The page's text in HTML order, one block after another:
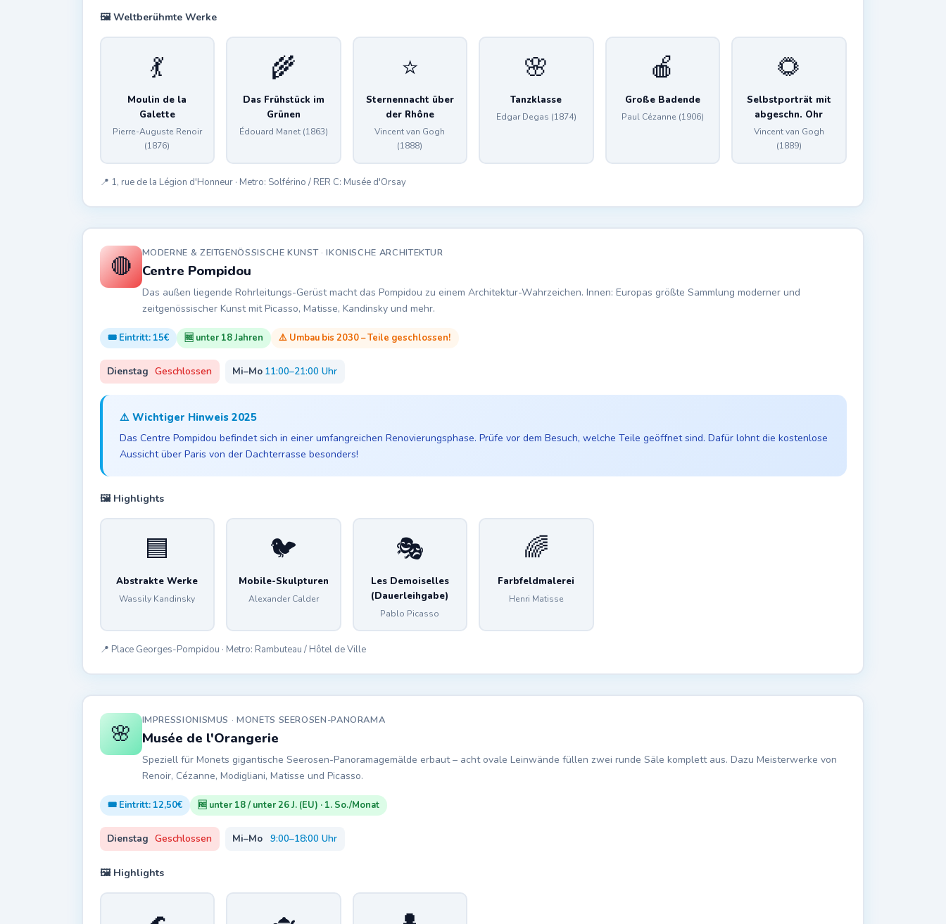
🖼️ Weltberühmte Werke
💃
Moulin de la
Galette
Pierre-Auguste Renoir
(1876)
🌾
Das Frühstück im
Grünen
Édouard Manet (1863)
⭐
Sternennacht über
der Rhône
Vincent van Gogh
(1888)
🌸
Tanzklasse
Edgar Degas (1874)
🍎
Große Badende
Paul Cézanne (1906)
🌻
Selbstporträt mit
abgeschn. Ohr
Vincent van Gogh
(1889)
📍 1, rue de la Légion d'Honneur · Metro: Solférino / RER C: Musée d'Orsay
🔴 MODERNE & ZEITGENÖSSISCHE KUNST · IKONISCHE ARCHITEKTUR
Centre Pompidou
Das außen liegende Rohrleitungs-Gerüst macht das Pompidou zu einem Architektur-Wahrzeichen. Innen: Europas größte Sammlung moderner und
zeitgenössischer Kunst mit Picasso, Matisse, Kandinsky und mehr.
🎟️ Eintritt: 15€ 🆓 unter 18 Jahren ⚠️ Umbau bis 2030 – Teile geschlossen!
Dienstag Geschlossen Mi–Mo 11:00–21:00 Uhr
⚠️ Wichtiger Hinweis 2025
Das Centre Pompidou befindet sich in einer umfangreichen Renovierungsphase. Prüfe vor dem Besuch, welche Teile geöffnet sind. Dafür lohnt die kostenlose
Aussicht über Paris von der Dachterrasse besonders!
🖼️ Highlights
🟦
Abstrakte Werke
Wassily Kandinsky
🐦
Mobile-Skulpturen
Alexander Calder
🎭
Les Demoiselles
(Dauerleihgabe)
Pablo Picasso
🌈
Farbfeldmalerei
Henri Matisse
📍 Place Georges-Pompidou · Metro: Rambuteau / Hôtel de Ville
🌸 IMPRESSIONISMUS · MONETS SEEROSEN-PANORAMA
Musée de l'Orangerie
Speziell für Monets gigantische Seerosen-Panoramagemälde erbaut – acht ovale Leinwände füllen zwei runde Säle komplett aus. Dazu Meisterwerke von
Renoir, Cézanne, Modigliani, Matisse und Picasso.
🎟️ Eintritt: 12,50€ 🆓 unter 18 / unter 26 J. (EU) · 1. So./Monat
Dienstag Geschlossen Mi–Mo 9:00–18:00 Uhr
🖼️ Highlights